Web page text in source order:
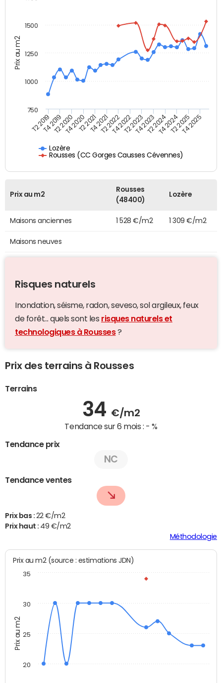
Prix au m2
Lozère
Rousses (CC Gorges Causses Cévennes)
T2 2019T4 2019T2 2020T4 2020T2 2021T4 2021T2 2022T4 2022T2 2023T4 2023T2 2024T4 2024T2 2025T4 2025
1000
750
1250
1500
Prix au m2
Rousses
(48400)
Lozère
Maisons anciennes 1 528 €/m2 1 309 €/m2
Maisons neuves
Risques naturels
Inondation, séisme, radon, seveso, sol argileux, feux
de forêt... quels sont les risques naturels et
technologiques à Rousses?
Prix des terrains à Rousses
Terrains
34 €/m2
Tendance sur 6 mois : - %
Tendance prix
NC
Tendance ventes
Prix bas : 22 €/m2
Prix haut : 49 €/m2
Méthodologie
Prix au m2
Prix au m2 (source : estimations JDN)
20
25
30
35